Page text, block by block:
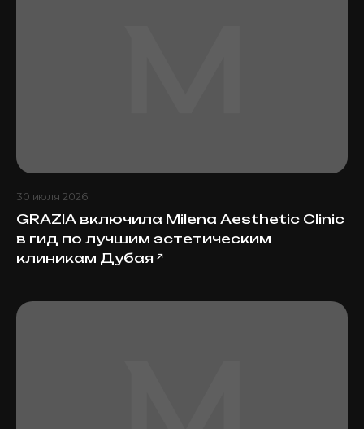
30 июля 2026
GRAZIA включила Milena Aesthetic Clinic
в гид по лучшим эстетическим
клиникам Дубая ↗